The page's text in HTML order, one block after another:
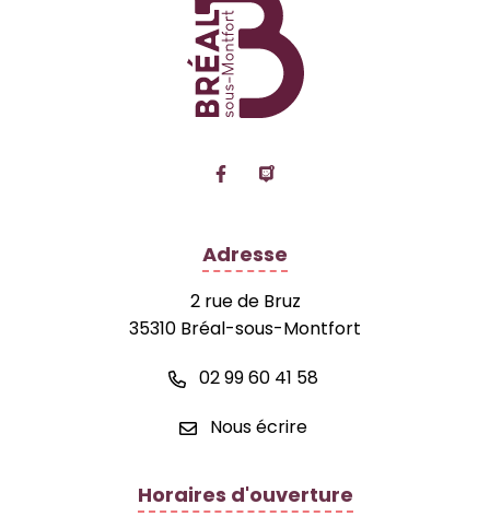
Lien vers le compte Facebook
Lien vers la page
Adresse
2 rue de Bruz
35310 Bréal-sous-Montfort
02 99 60 41 58
Nous écrire
Horaires d'ouverture